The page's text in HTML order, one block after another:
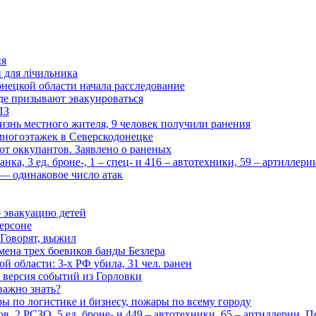
для лічильника
области начала расследование
призывают эвакуироваться
местного жителя, 9 человек получили ранения
в Северскодонецке
оккупантов. Заявлено о раненых
3 ед. броне-, 1 – спец- и 416 – автотехники, 59 –
одинаковое число атак
детей
выжил
трех боевиков банды Безлера
области: 3-х РФ убила, 31 чел. ранен
событий из Горловки
знать?
по логистике и бизнесу, пожары по всему городу